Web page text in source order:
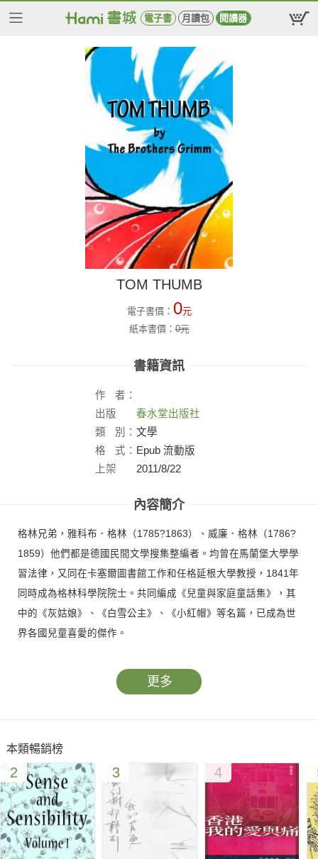
電子書 月讀包 閱讀器
TOM THUMB
電子書價： 0元
紙本書價：0元
書籍資訊
作
者：
出版
社：
春水堂出版社
類
別： 文學
格
式： Epub 流動版
上架
2011/8/22
內容簡介
格林兄弟，雅科布．格林（1785?1863）、威廉．格林（1786?
1859）他們都是德國民間文學搜集整編者。均曾在馬蘭堡大學學
習法律，又同在卡塞爾圖書館工作和任格延根大學教授，1841年
同時成為格林科學院院士。共同編成《兒童與家庭童話集》，其
中的《灰姑娘》、《白雪公主》、《小紅帽》等名篇，已成為世
界各國兒童喜愛的傑作。
更多
本類暢銷榜
2 3 4